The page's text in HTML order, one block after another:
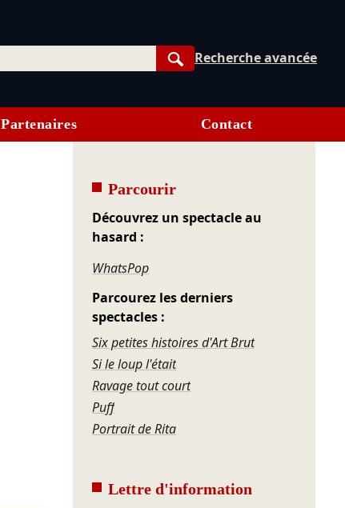
Rechercher
Recherche avancée
Partenaires Contact
Parcourir
Découvrez un spectacle au
hasard :
WhatsPop
Parcourez les derniers
spectacles :
Six petites histoires d'Art Brut
Si le loup l'était
Ravage tout court
Puff
Portrait de Rita
Lettre d'information